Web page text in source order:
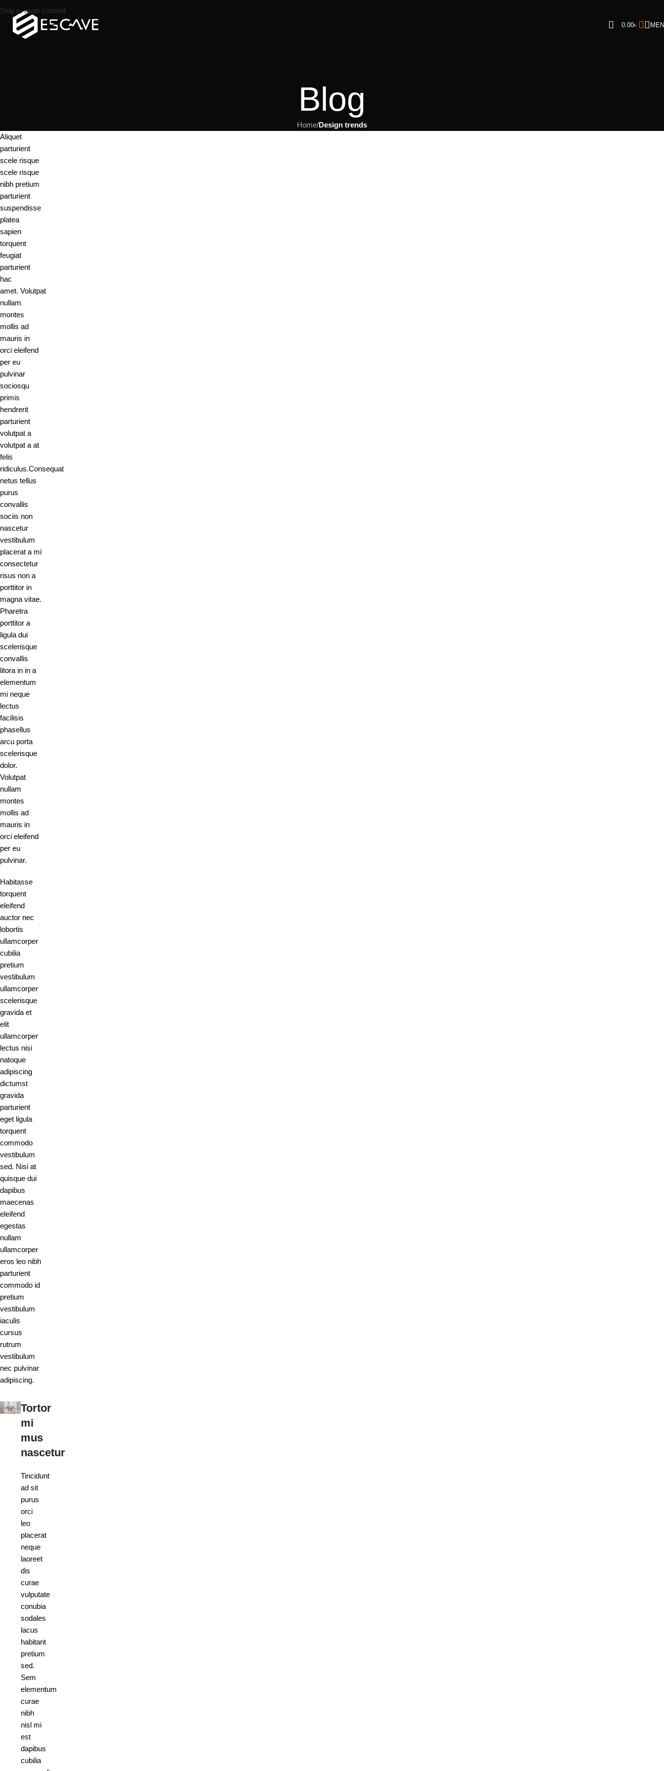
Skip to main content
0.00৳
Blog
Home/Design trends
Aliquet
parturient
scele risque
scele risque
nibh pretium
parturient
suspendisse
platea
sapien
torquent
feugiat
parturient
hac
amet. Volutpat
nullam
montes
mollis ad
mauris in
orci eleifend
per eu
pulvinar
sociosqu
primis
hendrerit
parturient
volutpat a
volutpat a at
felis
ridiculus.Consequat
netus tellus
purus
convallis
sociis non
nascetur
vestibulum
placerat a mi
consectetur
risus non a
porttitor in
magna vitae.
Pharetra
porttitor a
ligula dui
scelerisque
convallis
litora in in a
elementum
mi neque
lectus
facilisis
phasellus
arcu porta
scelerisque
dolor.
Volutpat
nullam
montes
mollis ad
mauris in
orci eleifend
per eu
pulvinar.
Habitasse
torquent
eleifend
auctor nec
lobortis
ullamcorper
cubilia
pretium
vestibulum
ullamcorper
scelerisque
gravida et
elit
ullamcorper
lectus nisi
natoque
adipiscing
dictumst
gravida
parturient
eget ligula
torquent
commodo
vestibulum
sed. Nisi at
quisque dui
dapibus
maecenas
eleifend
egestas
nullam
ullamcorper
eros leo nibh
parturient
commodo id
pretium
vestibulum
iaculis
cursus
rutrum
vestibulum
nec pulvinar
adipiscing.
Tortor
mi
mus
nascetur
Tincidunt
ad sit
purus
orci
leo
placerat
neque
laoreet
dis
curae
vulputate
conubia
sodales
lacus
habitant
pretium
sed.
Sem
elementum
curae
nibh
nisl mi
est
dapibus
cubilia